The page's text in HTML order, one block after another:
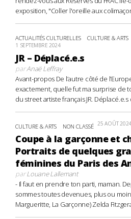
exposition, "Coller l'oreille aux
ACTUALITÉS CULTURELLES CULTURE & ARTS
1 SEPTEMBRE 2024
JR – Déplacé.e.s
parAnaë Leffray
Avant-propos De l’autre côté de
exactement, quelle fut ma surprise de
du street artiste français JR.
CULTURE & ARTS NON CLASSÉ 25 AOÛT 2024
Coupe à la garçonne et
Portraits de quelques
féminines du Paris des
parLouane Lallemant
- Il faut en prendre ton parti, maman.
sommes toutes devenues, plus ou
Margueritte, La Garçonne) Zelda